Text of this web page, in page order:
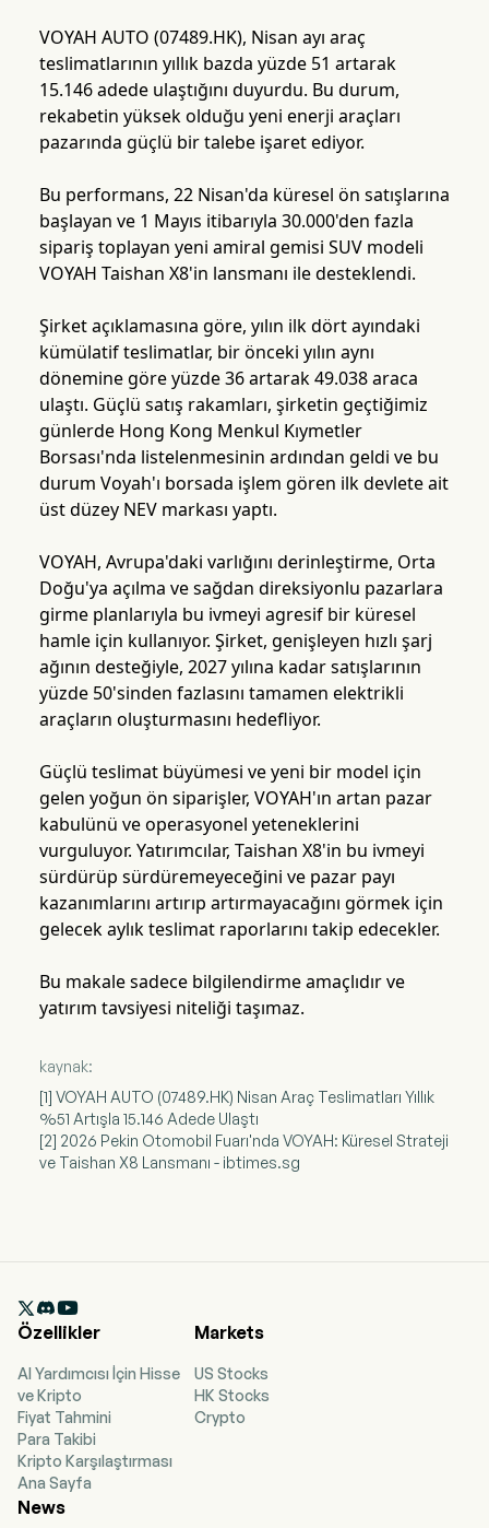
VOYAH AUTO (07489.HK), Nisan ayı araç
teslimatlarının yıllık bazda yüzde 51 artarak
15.146 adede ulaştığını duyurdu. Bu durum,
rekabetin yüksek olduğu yeni enerji araçları
pazarında güçlü bir talebe işaret ediyor.
Bu performans, 22 Nisan'da küresel ön satışlarına
başlayan ve 1 Mayıs itibarıyla 30.000'den fazla
sipariş toplayan yeni amiral gemisi SUV modeli
VOYAH Taishan X8'in lansmanı ile desteklendi.
Şirket açıklamasına göre, yılın ilk dört ayındaki
kümülatif teslimatlar, bir önceki yılın aynı
dönemine göre yüzde 36 artarak 49.038 araca
ulaştı. Güçlü satış rakamları, şirketin geçtiğimiz
günlerde Hong Kong Menkul Kıymetler
Borsası'nda listelenmesinin ardından geldi ve bu
durum Voyah'ı borsada işlem gören ilk devlete ait
üst düzey NEV markası yaptı.
VOYAH, Avrupa'daki varlığını derinleştirme, Orta
Doğu'ya açılma ve sağdan direksiyonlu pazarlara
girme planlarıyla bu ivmeyi agresif bir küresel
hamle için kullanıyor. Şirket, genişleyen hızlı şarj
ağının desteğiyle, 2027 yılına kadar satışlarının
yüzde 50'sinden fazlasını tamamen elektrikli
araçların oluşturmasını hedefliyor.
Güçlü teslimat büyümesi ve yeni bir model için
gelen yoğun ön siparişler, VOYAH'ın artan pazar
kabulünü ve operasyonel yeteneklerini
vurguluyor. Yatırımcılar, Taishan X8'in bu ivmeyi
sürdürüp sürdüremeyeceğini ve pazar payı
kazanımlarını artırıp artırmayacağını görmek için
gelecek aylık teslimat raporlarını takip edecekler.
Bu makale sadece bilgilendirme amaçlıdır ve
yatırım tavsiyesi niteliği taşımaz.
kaynak:
[1] VOYAH AUTO (07489.HK) Nisan Araç Teslimatları Yıllık
%51 Artışla 15.146 Adede Ulaştı
[2] 2026 Pekin Otomobil Fuarı'nda VOYAH: Küresel Strateji
ve Taishan X8 Lansmanı - ibtimes.sg

Özellikler
AI Yardımcısı İçin Hisse
ve Kripto
Fiyat Tahmini
Para Takibi
Kripto Karşılaştırması
Ana Sayfa
Markets
US Stocks
HK Stocks
Crypto
News